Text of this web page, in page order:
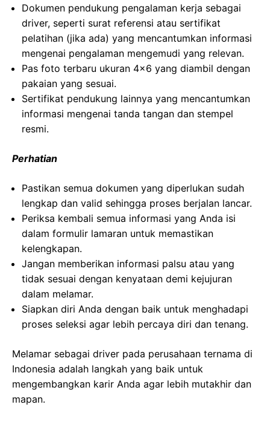
Dokumen pendukung pengalaman kerja sebagai
driver, seperti surat referensi atau sertifikat
pelatihan (jika ada) yang mencantumkan informasi
mengenai pengalaman mengemudi yang relevan.
Pas foto terbaru ukuran 4×6 yang diambil dengan
pakaian yang sesuai.
Sertifikat pendukung lainnya yang mencantumkan
informasi mengenai tanda tangan dan stempel
resmi.
Perhatian
Pastikan semua dokumen yang diperlukan sudah
lengkap dan valid sehingga proses berjalan lancar.
Periksa kembali semua informasi yang Anda isi
dalam formulir lamaran untuk memastikan
kelengkapan.
Jangan memberikan informasi palsu atau yang
tidak sesuai dengan kenyataan demi kejujuran
dalam melamar.
Siapkan diri Anda dengan baik untuk menghadapi
proses seleksi agar lebih percaya diri dan tenang.
Melamar sebagai driver pada perusahaan ternama di
Indonesia adalah langkah yang baik untuk
mengembangkan karir Anda agar lebih mutakhir dan
mapan.